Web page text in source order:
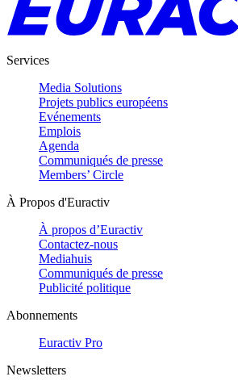
Services
Media Solutions
Projets publics européens
Evénements
Emplois
Agenda
Communiqués de presse
Members’ Circle
À Propos d'Euractiv
À propos d’Euractiv
Contactez-nous
Mediahuis
Communiqués de presse
Publicité politique
Abonnements
Euractiv Pro
Newsletters